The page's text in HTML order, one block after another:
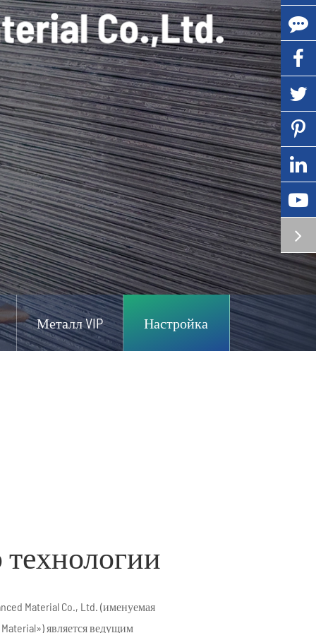
Металл VIP Настройка
Material Co., Ltd. (именуемая
является ведущим